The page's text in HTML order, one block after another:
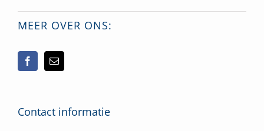
MEER OVER ONS:
Contact informatie